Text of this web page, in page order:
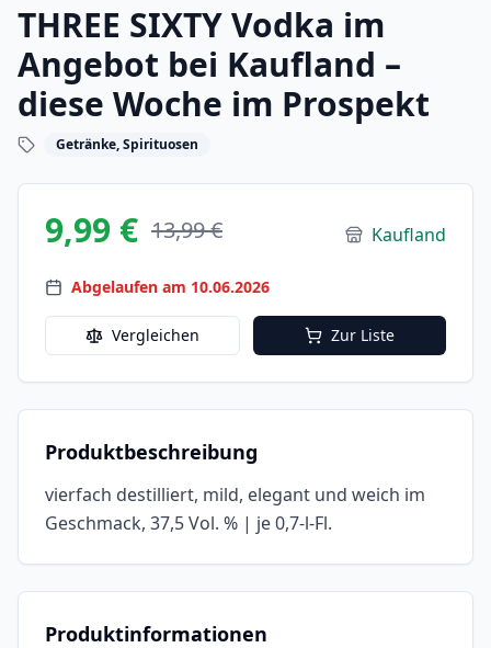
THREE SIXTY Vodka im
Angebot bei Kaufland –
diese Woche im Prospekt
Getränke, Spirituosen
9,99 € 13,99 € Kaufland
Abgelaufen am 10.06.2026
Vergleichen Zur Liste
Produktbeschreibung
vierfach destilliert, mild, elegant und weich im
Geschmack, 37,5 Vol. % | je 0,7-l-Fl.
Produktinformationen